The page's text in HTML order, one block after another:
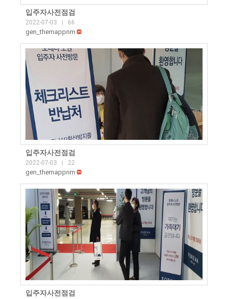
입주자사전점검
2022-07-03 66
gen_themappnm
입주자사전점검
2022-07-03 22
gen_themappnm
입주자사전점검